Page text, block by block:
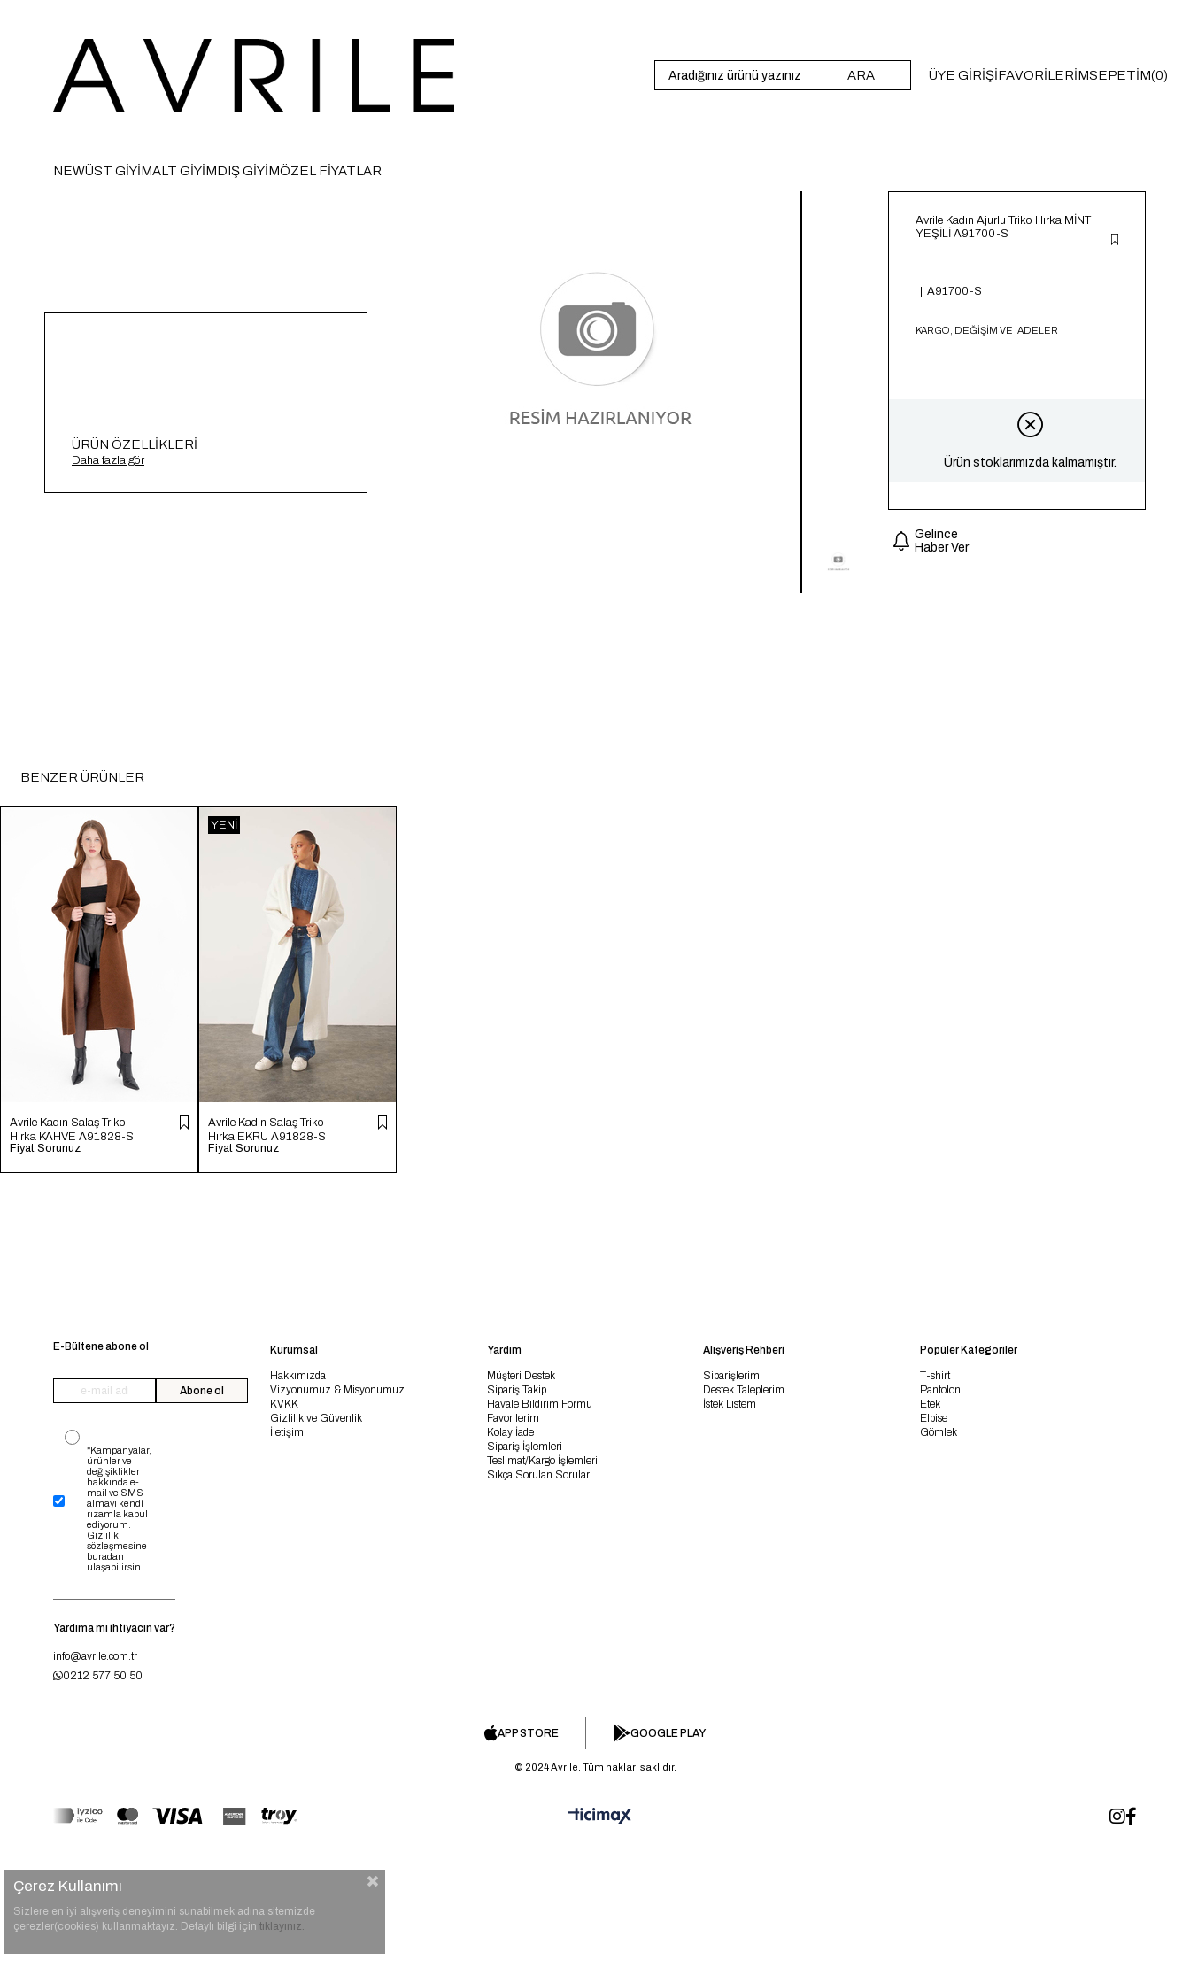
ARA ÜYE GIRIŞIFAVORILERIMSEPETIM 0
NEWÜST GİYİMALT GİYİMDIŞ GİYİMÖZEL FİYATLAR
ÜRÜN ÖZELLIKLERI
Ajurlu Triko Hırka A91700-S
Daha fazla gör
Avrile Kadın Ajurlu Triko Hırka MİNT
YEŞİLİ A91700-S
A91700-S
KARGO, DEĞİŞİM VE İADELER
Ürün stoklarımızda kalmamıştır.
Gelince
Haber Ver
BENZER ÜRÜNLER
Avrile Kadın Salaş Triko
Hırka KAHVE A91828-S
Fiyat Sorunuz
Avrile Kadın Salaş Triko
Hırka EKRU A91828-S
Fiyat Sorunuz
YENI
E-Bültene abone ol
Abone ol
*Kampanyalar,
ürünler ve
değişiklikler
hakkında e-
mail ve SMS
almayı kendi
rızamla kabul
ediyorum.
Gizlilik
sözleşmesine
buradan
ulaşabilirsin
Yardıma mı ihtiyacın var?
info@avrile.com.tr
0212 577 50 50
Kurumsal
Hakkımızda
Vizyonumuz & Misyonumuz
KVKK
Gizlilik ve Güvenlik
İletişim
Yardım
Müşteri Destek
Sipariş Takip
Havale Bildirim Formu
Favorilerim
Kolay İade
Sipariş İşlemleri
Teslimat/Kargo İşlemleri
Sıkça Sorulan Sorular
Alışveriş Rehberi
Siparişlerim
Destek Taleplerim
İstek Listem
Popüler Kategoriler
T-shirt
Pantolon
Etek
Elbise
Gömlek
APP STORE GOOGLE PLAY
© 2024 Avrile. Tüm hakları saklıdır.
Çerez Kullanımı
Sizlere en iyi alışveriş deneyimini sunabilmek adına sitemizde
çerezler(cookies) kullanmaktayız. Detaylı bilgi için tıklayınız.